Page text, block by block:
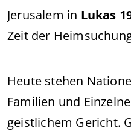
Jerusalem in Lukas
Zeit der
Heute stehen
Familien und
geistlichem Gericht.